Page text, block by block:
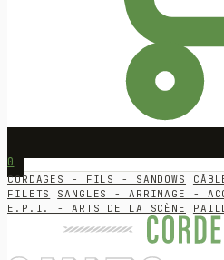
0
CORDAGES - FILS - SANDOWS
FILETS
SANGLES - ARRIMAGE -
E.P.I. - ARTS DE LA SCÈNE